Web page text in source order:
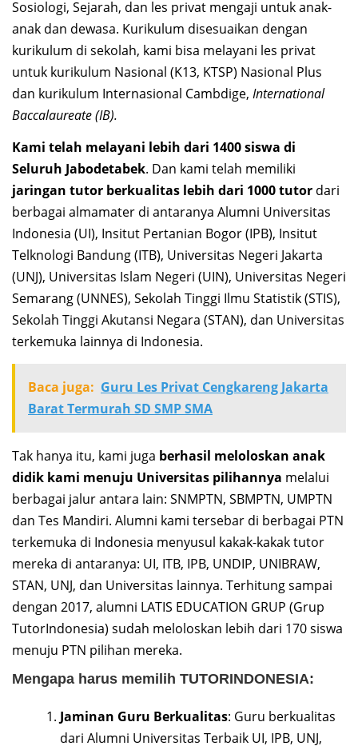
Sosiologi, Sejarah, dan les privat mengaji untuk anak-
anak dan dewasa. Kurikulum disesuaikan dengan
kurikulum di sekolah, kami bisa melayani les privat
untuk kurikulum Nasional (K13, KTSP) Nasional Plus
dan kurikulum Internasional Cambdige, International
Baccalaureate (IB).
Kami telah melayani lebih dari 1400 siswa di
Seluruh Jabodetabek. Dan kami telah memiliki
jaringan tutor berkualitas lebih dari 1000 tutor dari
berbagai almamater di antaranya Alumni Universitas
Indonesia (UI), Insitut Pertanian Bogor (IPB), Insitut
Telknologi Bandung (ITB), Universitas Negeri Jakarta
(UNJ), Universitas Islam Negeri (UIN), Universitas Negeri
Semarang (UNNES), Sekolah Tinggi Ilmu Statistik (STIS),
Sekolah Tinggi Akutansi Negara (STAN), dan Universitas
terkemuka lainnya di Indonesia.
Baca juga: Guru Les Privat Cengkareng Jakarta
Barat Termurah SD SMP SMA
Tak hanya itu, kami juga berhasil meloloskan anak
didik kami menuju Universitas pilihannya melalui
berbagai jalur antara lain: SNMPTN, SBMPTN, UMPTN
dan Tes Mandiri. Alumni kami tersebar di berbagai PTN
terkemuka di Indonesia menyusul kakak-kakak tutor
mereka di antaranya: UI, ITB, IPB, UNDIP, UNIBRAW,
STAN, UNJ, dan Universitas lainnya. Terhitung sampai
dengan 2017, alumni LATIS EDUCATION GRUP (Grup
TutorIndonesia) sudah meloloskan lebih dari 170 siswa
menuju PTN pilihan mereka.
Mengapa harus memilih TUTORINDONESIA:
Jaminan Guru Berkualitas: Guru berkualitas
dari Alumni Universitas Terbaik UI, IPB, UNJ,